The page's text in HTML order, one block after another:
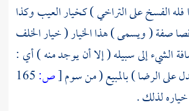
الفسخ على التراخي ) كخيار العيب وكذا
صفة ( ويسمى ) هذا الخيار ( خيار الخلف
الشيء إلى سبيله ( إلا أن يوجد منه ) أي :
على الرضا ) بالمبيع ( من سوم[ص:165
لذلك .